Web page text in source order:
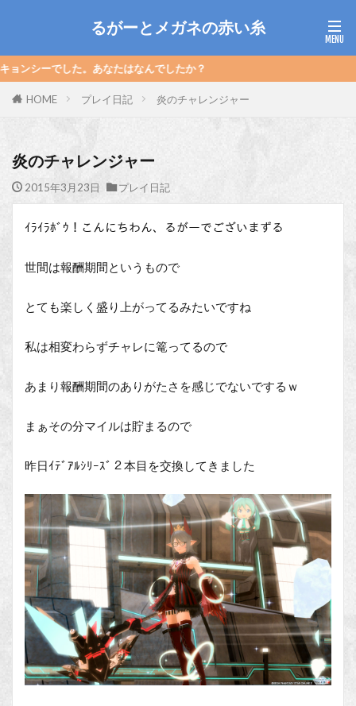
るがーとメガネの赤い糸
。あなたはなんでしたか？
HOME プレイ日記 炎のチャレンジャー
炎のチャレンジャー
2015年3月23日 プレイ日記
ｲﾗｲﾗﾎﾞｳ！こんにちわん、るがーでございまずる
世間は報酬期間というもので
とても楽しく盛り上がってるみたいですね
私は相変わらずチャレに篭ってるので
あまり報酬期間のありがたさを感じでないでするｗ
まぁその分マイルは貯まるので
昨日ｲﾃﾞｱﾙｼﾘｰｽﾞ２本目を交換してきました